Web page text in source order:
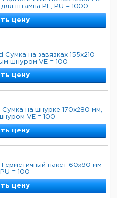
штампа PE, PU = 1000
цену
на завязках 155x210
шнуром VE = 100
цену
Сумка на шнурке 170x280 мм,
VE = 100
цену
Герметичный пакет 60x80 мм
= 100
цену